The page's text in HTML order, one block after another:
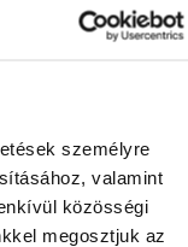
személyre
valamint
közösségi
megosztjuk az
TŐLÜNK!